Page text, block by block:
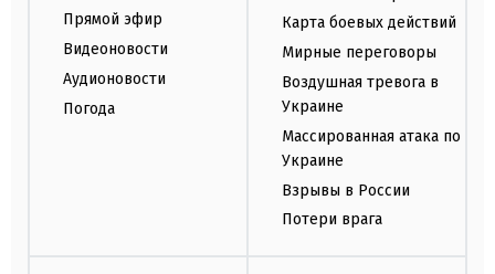
Прямой эфир
Видеоновости
Аудионовости
Погода
Карта боевых действий
Мирные переговоры
Воздушная тревога в
Украине
Массированная атака по
Украине
Взрывы в России
Потери врага